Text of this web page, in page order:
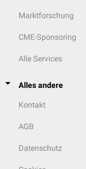
Marktforschung
CME-Sponsoring
Alle Services
Alles andere
Kontakt
AGB
Datenschutz